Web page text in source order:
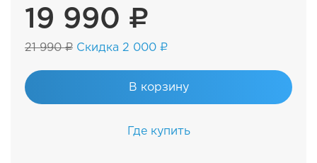
19 990 ₽
21 990 ₽ Скидка 2 000 ₽
В корзину
Где купить